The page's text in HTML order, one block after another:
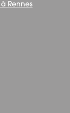
Rennes